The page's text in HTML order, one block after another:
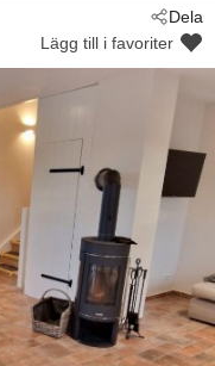
Dela
Lägg till i favoriter